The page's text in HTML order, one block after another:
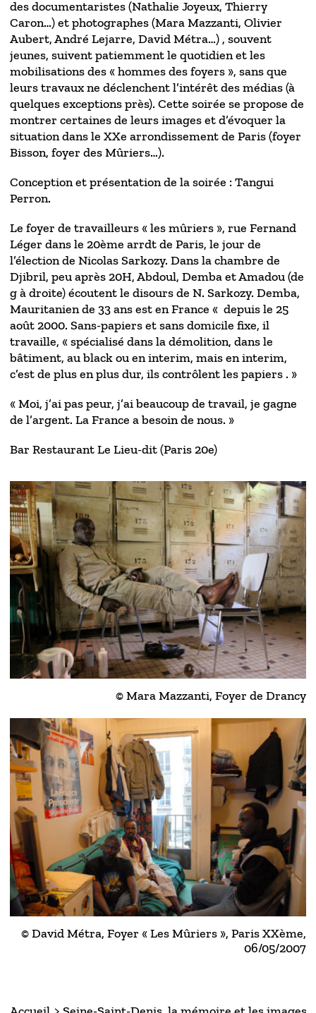
des documentaristes (Nathalie Joyeux, Thierry
Caron…) et photographes (Mara Mazzanti, Olivier
Aubert, André Lejarre, David Métra…) , souvent
jeunes, suivent patiemment le quotidien et les
mobilisations des « hommes des foyers », sans que
leurs travaux ne déclenchent l’intérêt des médias (à
quelques exceptions près). Cette soirée se propose de
montrer certaines de leurs images et d’évoquer la
situation dans le XXe arrondissement de Paris (foyer
Bisson, foyer des Mûriers…).
Conception et présentation de la soirée : Tangui
Perron.
Le foyer de travailleurs « les mûriers », rue Fernand
Léger dans le 20ème arrdt de Paris, le jour de
l’élection de Nicolas Sarkozy. Dans la chambre de
Djibril, peu après 20H, Abdoul, Demba et Amadou (de
g à droite) écoutent le disours de N. Sarkozy. Demba,
Mauritanien de 33 ans est en France « depuis le 25
août 2000. Sans-papiers et sans domicile fixe, il
travaille, « spécialisé dans la démolition, dans le
bâtiment, au black ou en interim, mais en interim,
c’est de plus en plus dur, ils contrôlent les papiers . »
« Moi, j’ai pas peur, j’ai beaucoup de travail, je gagne
de l’argent. La France a besoin de nous. »
Bar Restaurant Le Lieu-dit (Paris 20e)
© Mara Mazzanti, Foyer de Drancy
© David Métra, Foyer « Les Mûriers », Paris XXème,
06/05/2007